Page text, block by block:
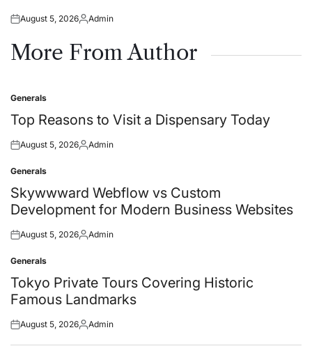
Posted
August 5, 2026Posted
Admin
More From Author
Posted
in
Generals
Top Reasons to Visit a Dispensary Today
Posted
August 5, 2026Posted
Admin
Posted
in
Generals
Skywwward Webflow vs Custom
Development for Modern Business Websites
Posted
August 5, 2026Posted
Admin
Posted
in
Generals
Tokyo Private Tours Covering Historic
Famous Landmarks
Posted
August 5, 2026Posted
Admin